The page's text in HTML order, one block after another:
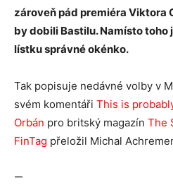
zároveň pád premiéra Viktora
by dobili Bastilu. Namísto
lístku správné okénko.
Tak popisuje nedávné volby v
svém komentáři This is
Orbán pro britský magazín The
FinTag přeložil Michal
—